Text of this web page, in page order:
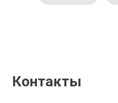
Контакты